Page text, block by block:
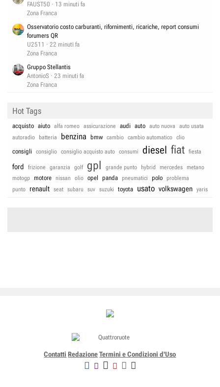
FAUST50
13 minuti fa
Zona Franca
Osservatorio costo carburanti, rifornimenti, ricariche, report consumi
forumers QR
U2511
22 minuti fa
Zona Franca
Gruppo Stellantis
AntonioS
23 minuti fa
Zona Franca
Hot Tags
acquisto aiuto alfa romeo assicurazione audi auto auto nuova
auto usata
autoradio
batteria benzina bmw cambio cambio automatico clio
consigli consiglio consiglio acquisto auto consumi diesel fiat fiesta
ford frizione garanzia golf gpl grande punto hybrid mercedes
metano
motogp
motore nissan olio opel panda pneumatici polo
problema
punto
renault seat subaru suv suzuki toyota usato volkswagen yaris
Contatti Redazione Termini e Condizioni d'Uso